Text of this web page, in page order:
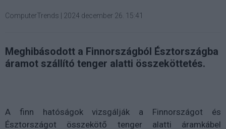
ComputerTrends 2024 december 26. 15:41
Meghibásodott a Finnországból Észtországba
áramot szállító tenger alatti összeköttetés.
A finn hatóságok vizsgálják a Finnországot és
Észtországot összekötő tenger alatti áramkábel